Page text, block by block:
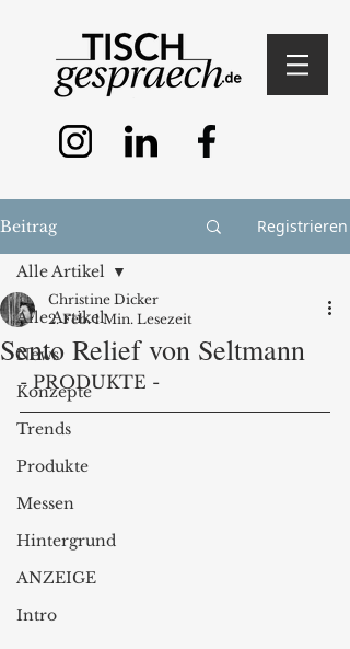
Beitrag Registrieren
Alle Artikel
News
Konzepte
Trends
Produkte
Messen
Hintergrund
ANZEIGE
Intro
Alle Artikel
Sento Relief von Seltmann
Christine Dicker
2. Feb. 1 Min. Lesezeit
- PRODUKTE -